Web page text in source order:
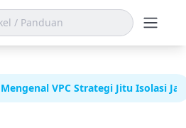
Mengenal VPC Strategi Jitu Isolasi